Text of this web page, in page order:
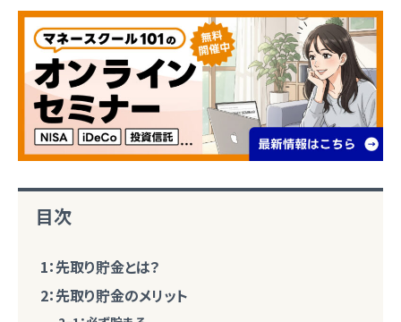
目次
1：先取り貯金とは？
2：先取り貯金のメリット